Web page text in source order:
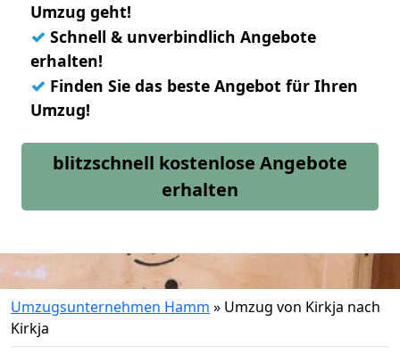
Umzug geht!
✓ Schnell & unverbindlich Angebote
erhalten!
✓ Finden Sie das beste Angebot für Ihren
Umzug!
blitzschnell kostenlose Angebote
erhalten
Umzugsunternehmen Hamm » Umzug von Kirkja nach
Kirkja